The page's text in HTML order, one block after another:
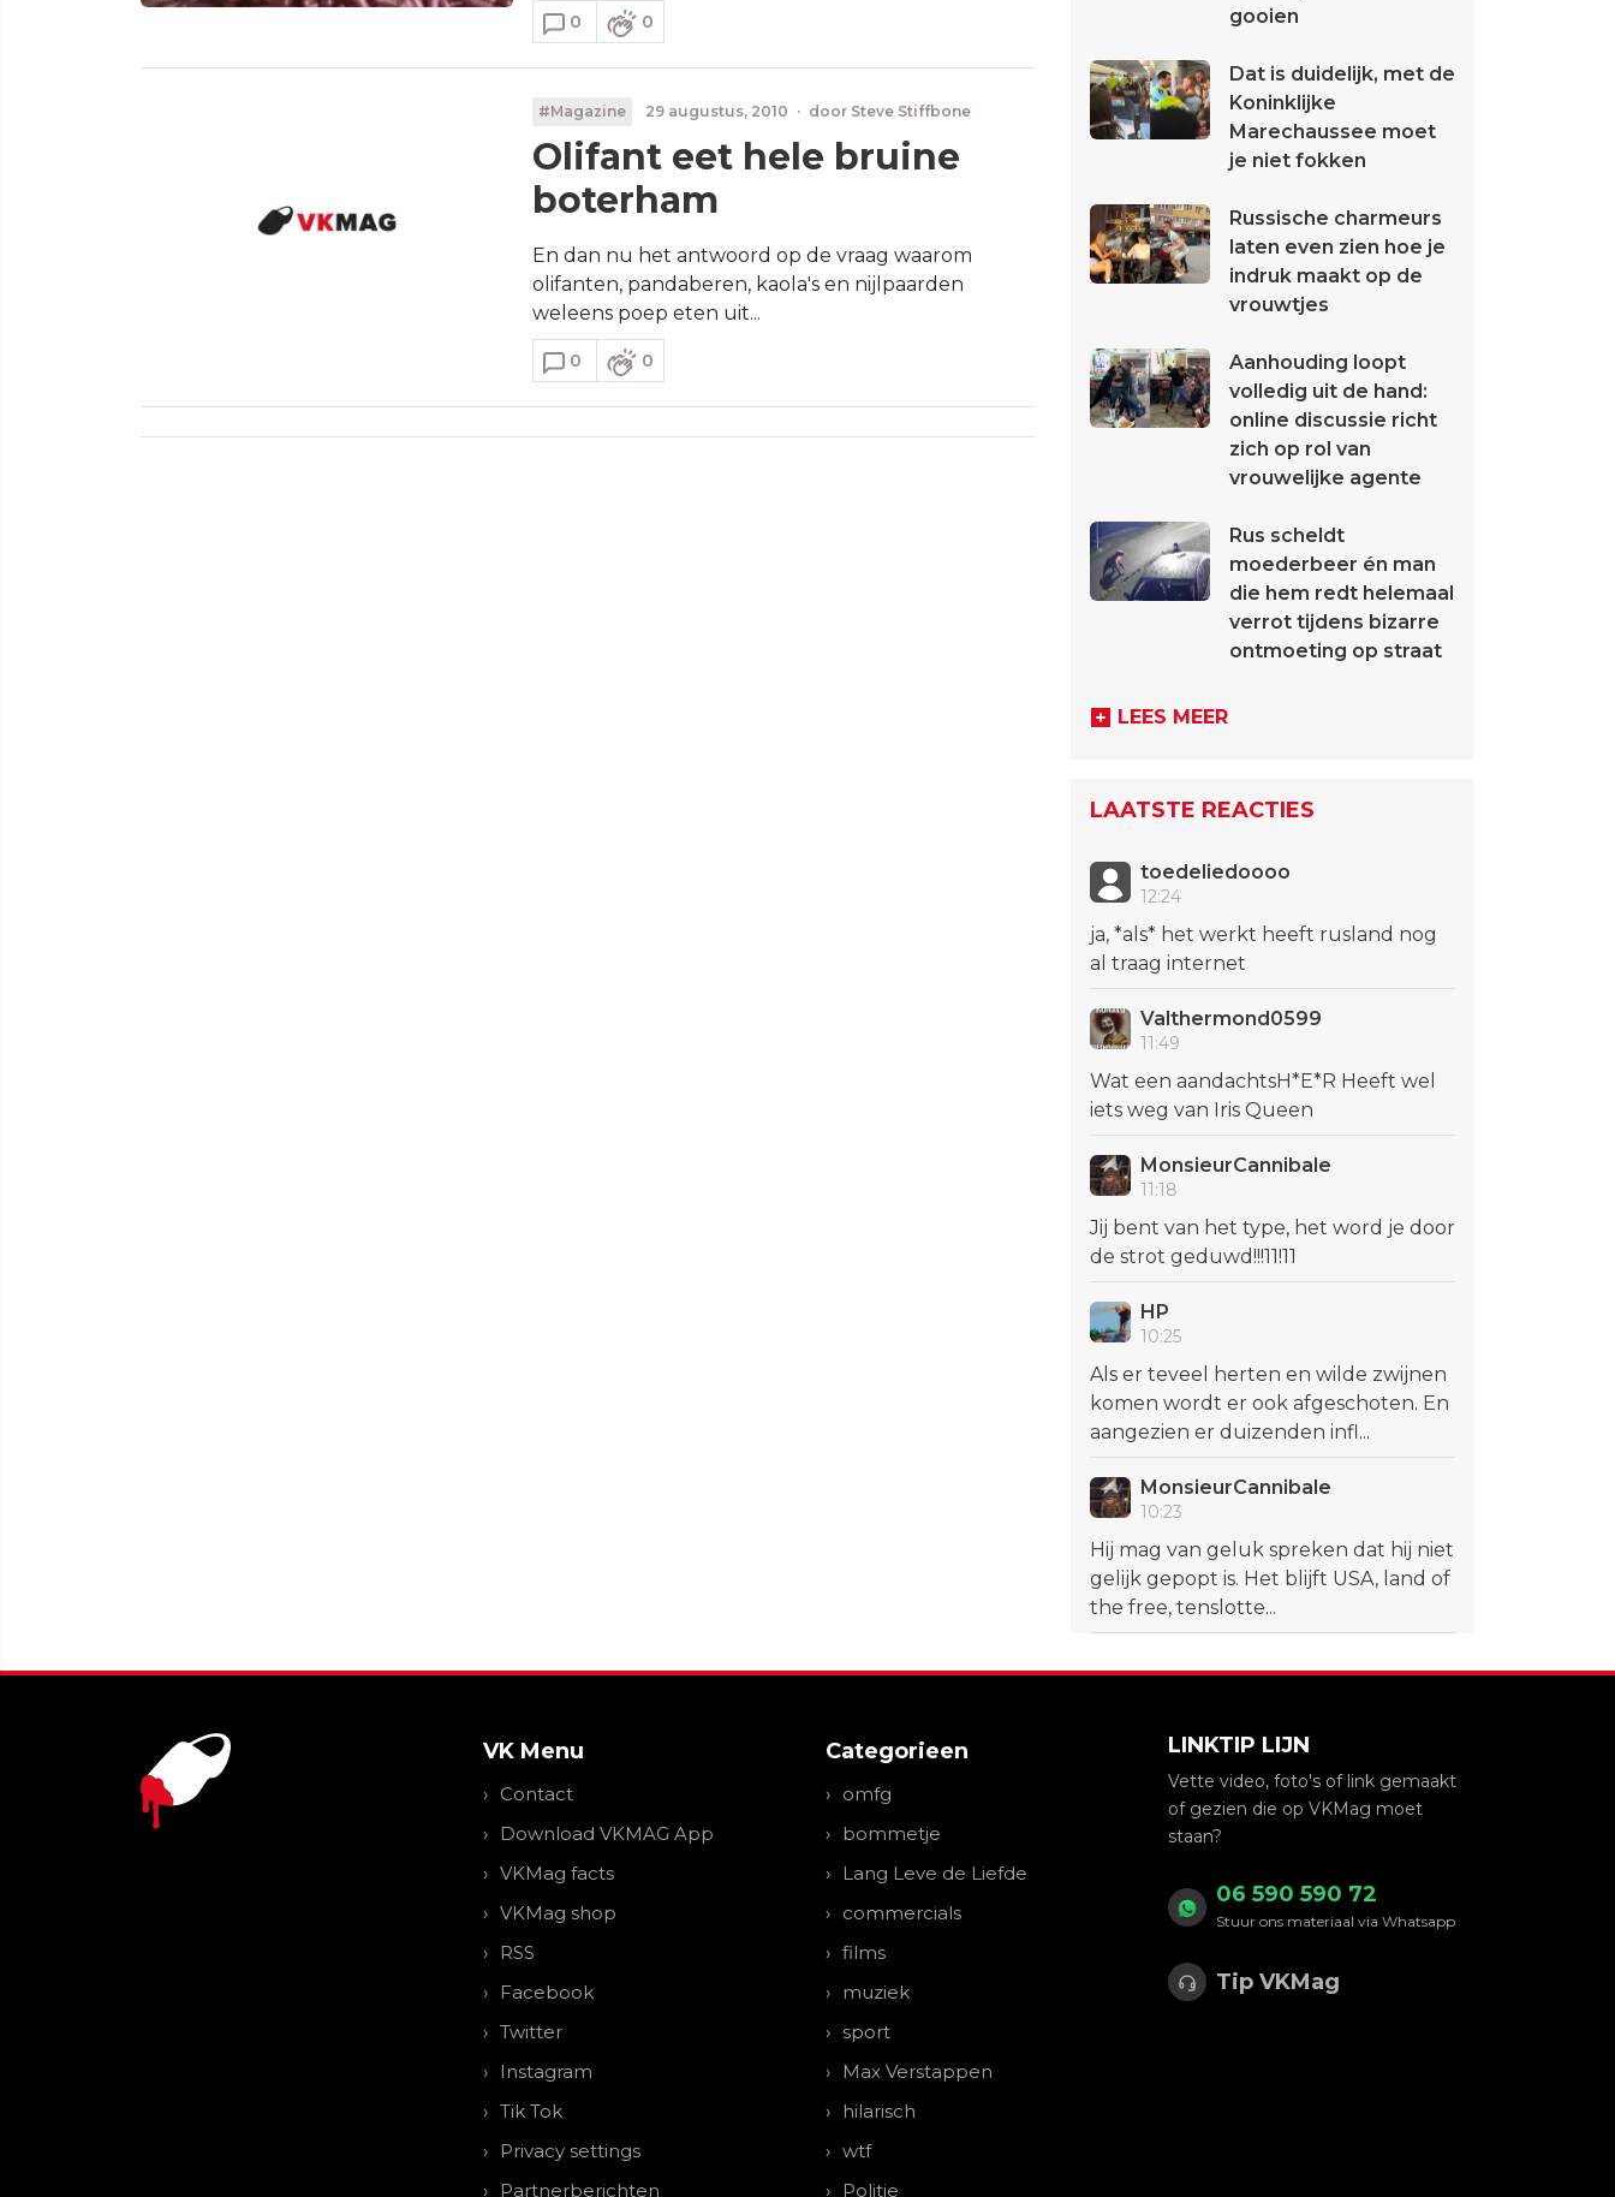
0 0
#Magazine 29 augustus, 2010 · door Steve Stiffbone
Olifant eet hele bruine
boterham
En dan nu het antwoord op de vraag waarom
olifanten, pandaberen, kaola's en nijlpaarden
weleens poep eten uit...
0 0
gooien
Dat is duidelijk, met de
Koninklijke
Marechaussee moet
je niet fokken
Russische charmeurs
laten even zien hoe je
indruk maakt op de
vrouwtjes
Aanhouding loopt
volledig uit de hand:
online discussie richt
zich op rol van
vrouwelijke agente
Rus scheldt
moederbeer én man
die hem redt helemaal
verrot tijdens bizarre
ontmoeting op straat
LEES MEER
LAATSTE REACTIES
toedeliedoooo
12:24
ja, *als* het werkt heeft rusland nog
al traag internet
Valthermond0599
11:49
Wat een aandachtsH*E*R Heeft wel
iets weg van Iris Queen
MonsieurCannibale
11:18
Jij bent van het type, het word je door
de strot geduwd!!!11!11
HP
10:25
Als er teveel herten en wilde zwijnen
komen wordt er ook afgeschoten. En
aangezien er duizenden infl...
MonsieurCannibale
10:23
Hij mag van geluk spreken dat hij niet
gelijk gepopt is. Het blijft USA, land of
the free, tenslotte...
VK Menu
Contact
Download VKMAG App
VKMag facts
VKMag shop
RSS
Facebook
Twitter
Instagram
Tik Tok
Privacy settings
Partnerberichten
Categorieen
omfg
bommetje
Lang Leve de Liefde
commercials
films
muziek
sport
Max Verstappen
hilarisch
wtf
Politie
LINKTIP LIJN
Vette video, foto's of link gemaakt
of gezien die op VKMag moet
staan?
06 590 590 72
Stuur ons materiaal via Whatsapp
Tip VKMag